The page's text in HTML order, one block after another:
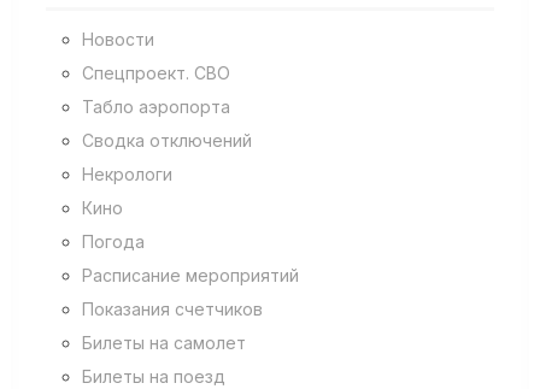
Новости
Спецпроект. СВО
Табло аэропорта
Сводка отключений
Некрологи
Кино
Погода
Расписание мероприятий
Показания счетчиков
Билеты на самолет
Билеты на поезд